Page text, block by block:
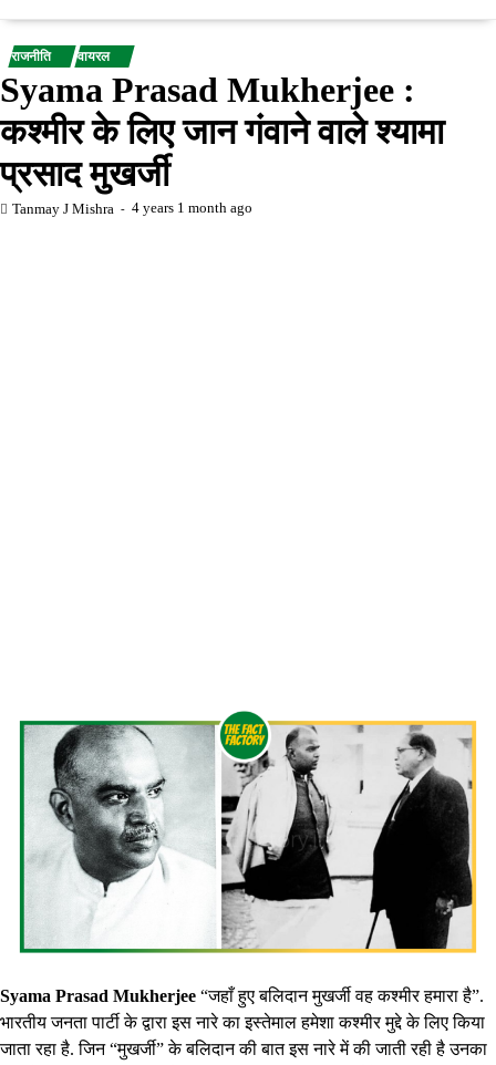
राजनीति वायरल
Syama Prasad Mukherjee :
कश्मीर के लिए जान गंवाने वाले श्यामा
प्रसाद मुखर्जी
Tanmay J Mishra 4 years 1 month ago
Syama Prasad Mukherjee “जहाँ हुए बलिदान मुखर्जी वह कश्मीर हमारा है”.
भारतीय जनता पार्टी के द्वारा इस नारे का इस्तेमाल हमेशा कश्मीर मुद्दे के लिए किया
जाता रहा है. जिन “मुखर्जी” के बलिदान की बात इस नारे में की जाती रही है उनका